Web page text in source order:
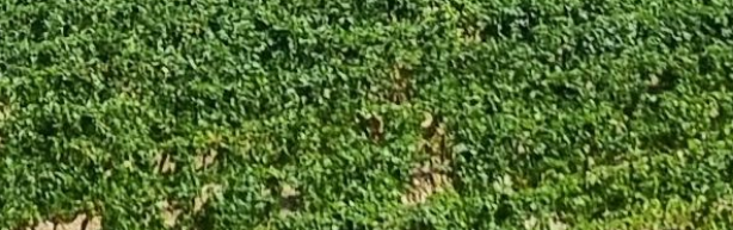
UNDERSTANDING
WALKING
WINE ESTATE ACCOMMODATION
WINE TOUR
WINEMAKERS' RESTAURANT